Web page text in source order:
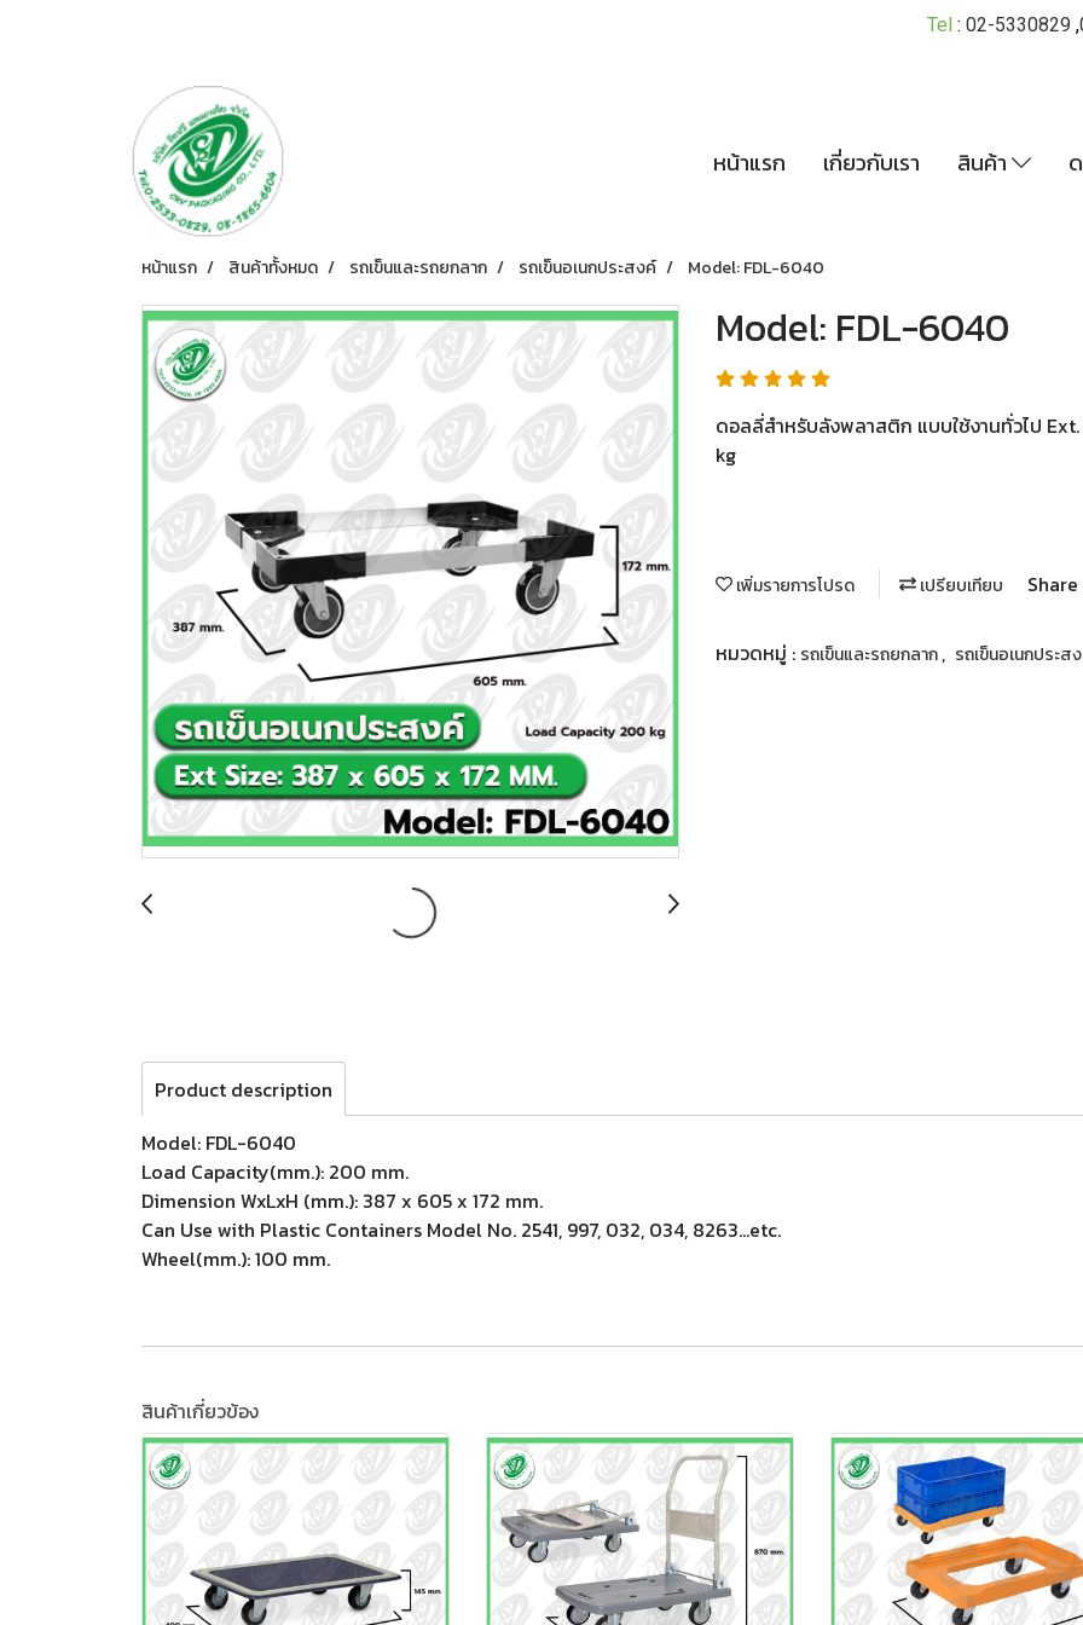
Tel : 02-5330829 ,
หน้าแรก เกี่ยวกับเรา สินค้า
หน้าแรก สินค้าทั้งหมด รถเข็นและรถยกลาก รถเข็นอเนกประสงค์ Model: FDL-6040
Model: FDL-6040
ดอลลี่สำหรับลังพลาสติก แบบใช้งานทั่วไป
kg
เพิ่มรายการโปรด เปรียบเทียบ Share
หมวดหมู่ : รถเข็นและรถยกลาก, รถเข็นอเนกประส
Product description
Model: FDL-6040
Load Capacity(mm.): 200 mm.
Dimension WxLxH (mm.): 387 x 605 x 172 mm.
Can Use with Plastic Containers Model No. 2541, 997, 032, 034, 8263...etc.
Wheel(mm.): 100 mm.
สินค้าเกี่ยวข้อง